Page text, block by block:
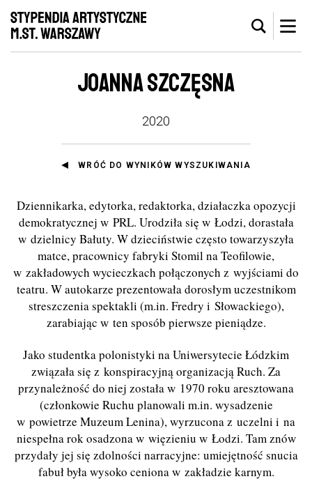
JOANNA SZCZĘSNA
2020
WRÓĆ DO WYNIKÓW WYSZUKIWANIA
Dziennikarka, edytorka, redaktorka, działaczka opozycji
demokratycznej w PRL. Urodziła się w Łodzi, dorastała
w dzielnicy Bałuty. W dzieciństwie często towarzyszyła
matce, pracownicy fabryki Stomil na Teofilowie,
w zakładowych wycieczkach połączonych z wyjściami do
teatru. W autokarze prezentowała dorosłym uczestnikom
streszczenia spektakli (m.in. Fredry i Słowackiego),
zarabiając w ten sposób pierwsze pieniądze.
Jako studentka polonistyki na Uniwersytecie Łódzkim
związała się z konspiracyjną organizacją Ruch. Za
przynależność do niej została w 1970 roku aresztowana
(członkowie Ruchu planowali m.in. wysadzenie
w powietrze Muzeum Lenina), wyrzucona z uczelni i na
niespełna rok osadzona w więzieniu w Łodzi. Tam znów
przydały jej się zdolności narracyjne: umiejętność snucia
fabuł była wysoko ceniona w zakładzie karnym.